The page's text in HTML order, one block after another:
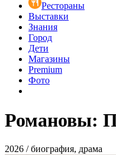
Рестораны
Выставки
Знания
Город
Дети
Магазины
Premium
Фото
Романовы:
2026 / биография, драма